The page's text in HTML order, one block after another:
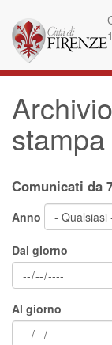
contenuto
principale
stampa
Comunicati da
Anno
Dal giorno
Al giorno